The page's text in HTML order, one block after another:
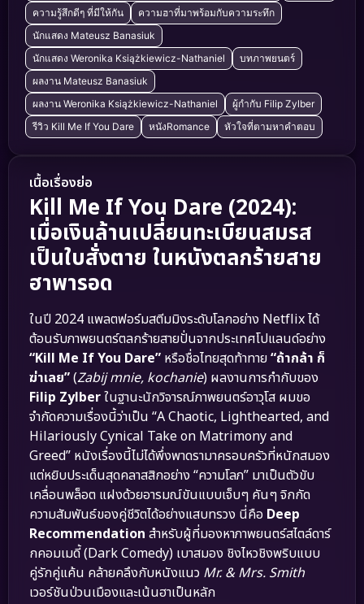
ความรู้สึกดีๆ ที่มีให้กัน
ความฮาที่มาพร้อมกับความระทึก
นักแสดง Mateusz Banasiuk
นักแสดง Weronika Książkiewicz-Nathaniel
บทภาพยนตร์
ผลงาน Mateusz Banasiuk
ผลงาน Weronika Książkiewicz-Nathaniel
ผู้กำกับ Filip Zylber
รีวิว Kill Me If You Dare
หนังRomance หัวใจที่ตามหาคำตอบ
เนื้อเรื่องย่อ
Kill Me If You Dare (2024):
เมื่อเงินล้านเปลี่ยนทะเบียนสมรส
เป็นใบสั่งตาย ในหนังตลกร้ายสาย
ฮาพารอด
ในปี 2024 แพลตฟอร์มสตีมมิงระดับโลกอย่าง Netflix ได้
ต้อนรับภาพยนตร์ตลกร้ายสายปั่นจากประเทศโปแลนด์อย่าง
“Kill Me If You Dare” หรือชื่อไทยสุดท้าทาย“ถ้ากล้า ก็
ฆ่าเลย”(Zabij mnie, kochanie) ผลงานการกำกับของ
Filip Zylberในฐานะนักวิจารณ์ภาพยนตร์อาวุโส ผมขอ
จำกัดความเรื่องนี้ว่าเป็น “A Chaotic, Lighthearted, and
Hilariously Cynical Take on Matrimony and
Greed” หนังเรื่องนี้ไม่ได้พึ่งพาดรามาครอบครัวที่หนักสมอง
แต่หยิบประเด็นสุดคลาสสิกอย่าง “ความโลภ” มาเป็นตัวขับ
เคลื่อนพล็อต แฝงด้วยอารมณ์ขันแบบเจ็บๆ คันๆ จิกกัด
ความสัมพันธ์ของคู่ชีวิตได้อย่างแสบทรวง นี่คือ Deep
Recommendation สำหรับผู้ที่มองหาภาพยนตร์สไตล์ดาร์
กคอมเมดี้ (Dark Comedy) เบาสมอง ชิงไหวชิงพริบแบบ
คู่รักคู่แค้น คล้ายคลึงกับหนังแนว Mr. & Mrs. Smith
เวอร์ชันป่วนเมืองและเน้นฮาเป็นหลัก